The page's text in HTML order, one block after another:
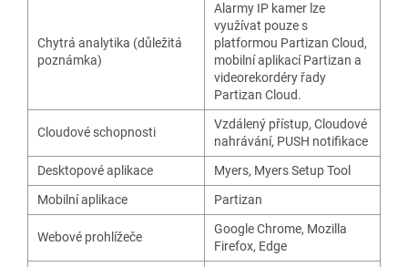
Chytrá analytika (důležitá
poznámka)
Alarmy IP kamer lze
využívat pouze s
platformou Partizan Cloud,
mobilní aplikací Partizan a
videorekordéry řady
Partizan Cloud.
Cloudové schopnosti
Vzdálený přístup, Cloudové
nahrávání, PUSH notifikace
Desktopové aplikace
Myers, Myers Setup Tool
Mobilní aplikace
Partizan
Webové prohlížeče
Google Chrome, Mozilla
Firefox, Edge